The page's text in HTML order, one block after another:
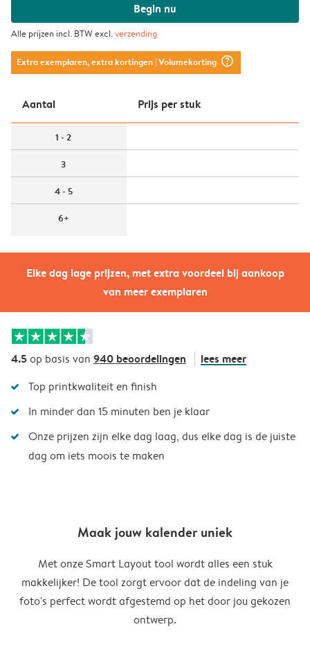
Elke dag lage prijzen, met extra voordeel bij aankoop
van meer exemplaren
Begin nu
Alle prijzen incl. BTW excl.verzending
Extra exemplaren, extra kortingen| Volumekorting question_mark_circle
Aantal Prijs per stuk
1 - 2
3
4 - 5
6+
4.5op basis van 940 beoordelingen lees meer
Top printkwaliteit en finish
In minder dan 15 minuten ben je klaar
Onze prijzen zijn elke dag laag, dus elke dag is de juiste
dag om iets moois te maken
Maak jouw kalender uniek
Met onze Smart Layout tool wordt alles een stuk
makkelijker! De tool zorgt ervoor dat de indeling van je
foto's perfect wordt afgestemd op het door jou gekozen
ontwerp.